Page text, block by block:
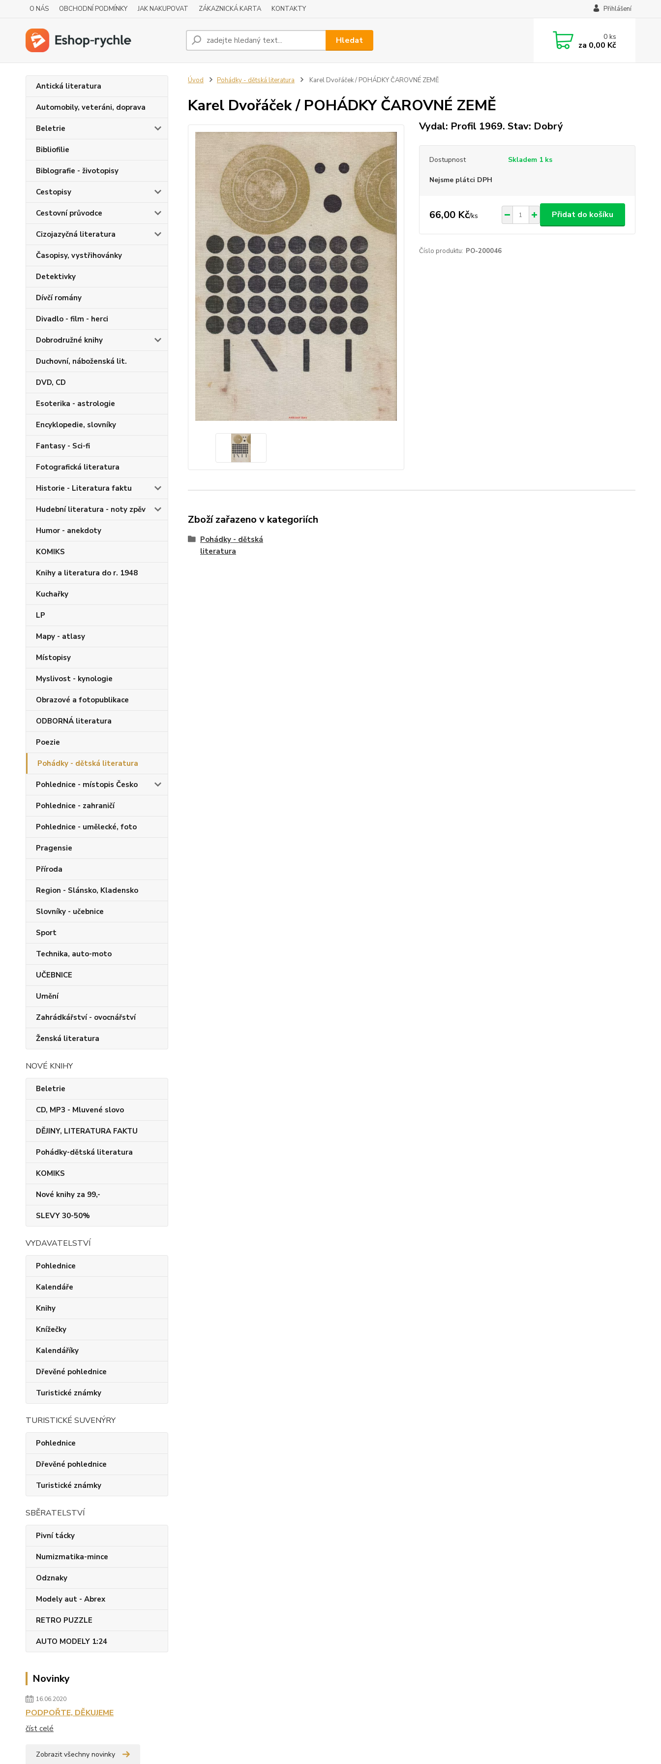
O NÁS OBCHODNÍ PODMÍNKY JAK NAKUPOVAT ZÁKAZNICKÁ KARTA KONTAKTY Přihlášení
Hledat 0ks
za 0,00 Kč
Antická literatura
Automobily, veteráni, doprava
Beletrie
Bibliofilie
Biblografie - životopisy
Cestopisy
Cestovní průvodce
Cizojazyčná literatura
Časopisy, vystřihovánky
Detektivky
Dívčí romány
Divadlo - film - herci
Dobrodružné knihy
Duchovní, náboženská lit.
DVD, CD
Esoterika - astrologie
Encyklopedie, slovníky
Fantasy - Sci-fi
Fotografická literatura
Historie - Literatura faktu
Hudební literatura - noty zpěv
Humor - anekdoty
KOMIKS
Knihy a literatura do r. 1948
Kuchařky
LP
Mapy - atlasy
Místopisy
Myslivost - kynologie
Obrazové a fotopublikace
ODBORNÁ literatura
Poezie
Pohádky - dětská literatura
Pohlednice - místopis Česko
Pohlednice - zahraničí
Pohlednice - umělecké, foto
Pragensie
Příroda
Region - Slánsko, Kladensko
Slovníky - učebnice
Sport
Technika, auto-moto
UČEBNICE
Umění
Zahrádkářství - ovocnářství
Ženská literatura
NOVÉ KNIHY
Beletrie
CD, MP3 - Mluvené slovo
DĚJINY, LITERATURA FAKTU
Pohádky-dětská literatura
KOMIKS
Nové knihy za 99,-
SLEVY 30-50%
VYDAVATELSTVÍ
Pohlednice
Kalendáře
Knihy
Knížečky
Kalendáříky
Dřevěné pohlednice
Turistické známky
TURISTICKÉ SUVENÝRY
Pohlednice
Dřevěné pohlednice
Turistické známky
SBĚRATELSTVÍ
Pivní tácky
Numizmatika-mince
Odznaky
Modely aut - Abrex
RETRO PUZZLE
AUTO MODELY 1:24
Novinky
16.06.2020
PODPOŘTE, DĚKUJEME
číst celé
Zobrazit všechny novinky
Úvod Pohádky - dětská literatura Karel Dvořáček / POHÁDKY ČAROVNÉ ZEMĚ
Karel Dvořáček / POHÁDKY ČAROVNÉ ZEMĚ
Vydal: Profil 1969. Stav: Dobrý
Dostupnost Skladem 1 ks
Nejsme plátci DPH
66,00 Kč/ks Přidat do košíku
Číslo produktu: PO-200046
Zboží zařazeno v kategoriích
Pohádky - dětská
literatura